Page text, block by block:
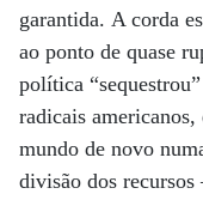
garantida. A corda
ao ponto de quase
política
radicais
mundo de novo
divisão dos recursos